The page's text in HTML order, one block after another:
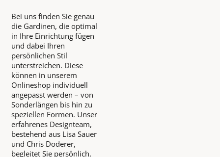
Bei uns finden Sie genau
die Gardinen, die optimal
in Ihre Einrichtung fügen
und dabei Ihren
persönlichen Stil
unterstreichen. Diese
können in unserem
Onlineshop individuell
angepasst werden – von
Sonderlängen bis hin zu
speziellen Formen. Unser
erfahrenes Designteam,
bestehend aus Lisa Sauer
und Chris Doderer,
begleitet Sie persönlich,